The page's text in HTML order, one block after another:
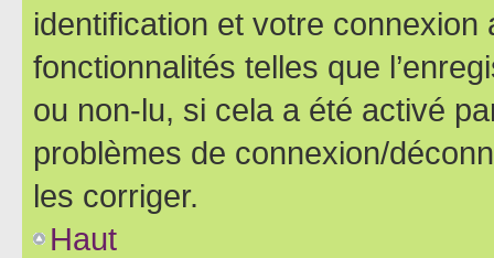
identification et votre
fonctionnalités telles que
ou non-lu, si cela a été activé
problèmes de connexion/
les corriger.
Haut